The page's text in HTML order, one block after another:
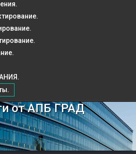
от АПБ ГРАД